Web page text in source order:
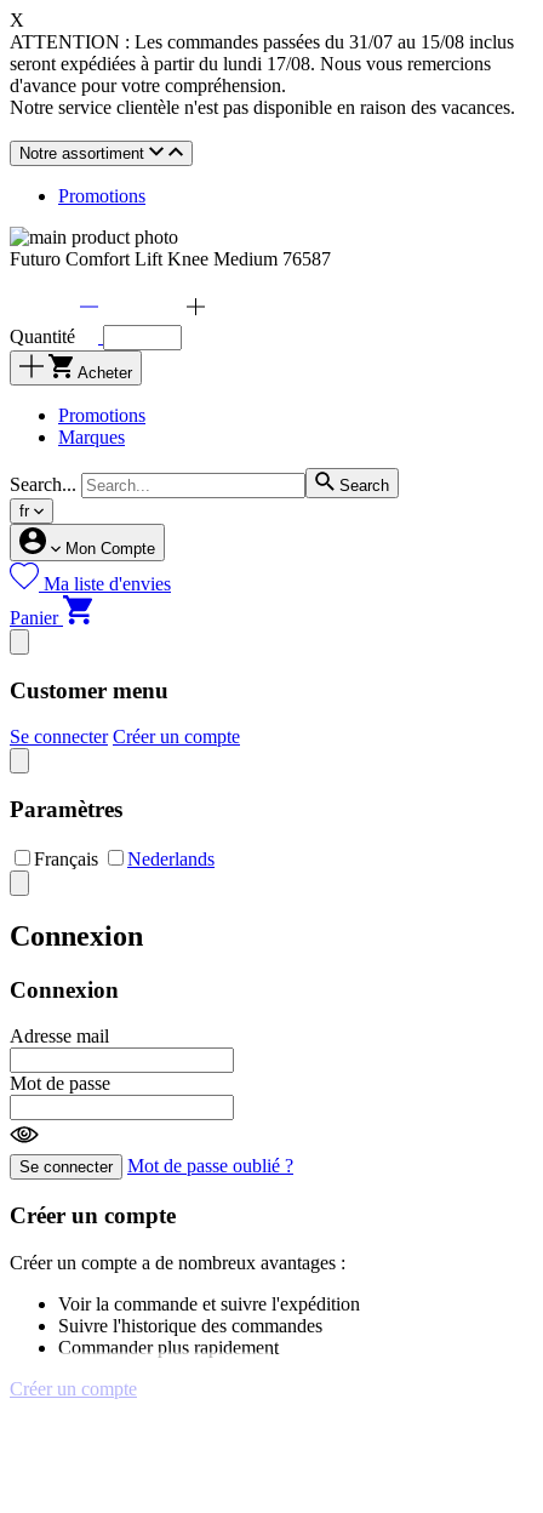
X
ATTENTION : Les commandes passées du 31/07 au 15/08 inclus
seront expédiées à partir du lundi 17/08. Nous vous remercions
d'avance pour votre compréhension.
Notre service clientèle n'est pas disponible en raison des vacances.
Notre assortiment
Promotions
Futuro Comfort Lift Knee Medium 76587
Quantité
Acheter
Promotions
Marques
Search...
Search
fr
Mon Compte
Ma liste d'envies
Panier
Customer menu
Se connecter Créer un compte
Paramètres
Français Nederlands
Connexion
Connexion
Adresse mail
Mot de passe
Se connecter Mot de passe oublié ?
Créer un compte
Créer un compte a de nombreux avantages :
Voir la commande et suivre l'expédition
Suivre l'historique des commandes
Commander plus rapidement
Créer un compte